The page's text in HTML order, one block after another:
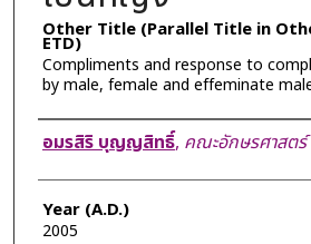
Other Title (Parallel Title in
ETD)
Compliments and response to
by male, female and effeminate
Author
อมรสิริ บุญญสิทธิ์, คณะอักษรศาสตร์
Year (A.D.)
2005